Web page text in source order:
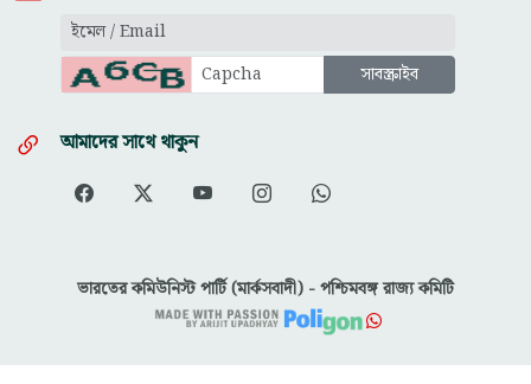
আমাদের সাথে থাকুন
ভারতের কমিউনিস্ট পার্টি (মার্কসবাদী) - পশ্চিমবঙ্গ রাজ্য কমিটি